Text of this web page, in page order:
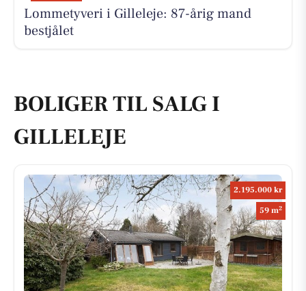
Lommetyveri i Gilleleje: 87-årig mand
bestjålet
BOLIGER TIL SALG I
GILLELEJE
2.195.000 kr
59 m2